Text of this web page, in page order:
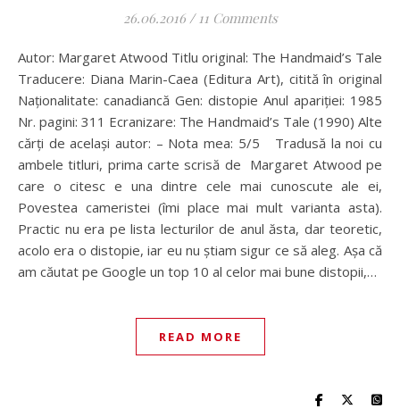
26.06.2016 / 11 Comments
Autor: Margaret Atwood Titlu original: The Handmaid’s Tale
Traducere: Diana Marin-Caea (Editura Art), citită în original
Naționalitate: canadiancă Gen: distopie Anul apariției: 1985
Nr. pagini: 311 Ecranizare: The Handmaid’s Tale (1990) Alte
cărți de același autor: – Nota mea: 5/5 Tradusă la noi cu
ambele titluri, prima carte scrisă de Margaret Atwood pe
care o citesc e una dintre cele mai cunoscute ale ei,
Povestea cameristei (îmi place mai mult varianta asta).
Practic nu era pe lista lecturilor de anul ăsta, dar teoretic,
acolo era o distopie, iar eu nu știam sigur ce să aleg. Așa că
am căutat pe Google un top 10 al celor mai bune distopii,…
READ MORE